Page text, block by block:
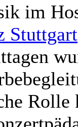
im
Stuttgart
Rolle